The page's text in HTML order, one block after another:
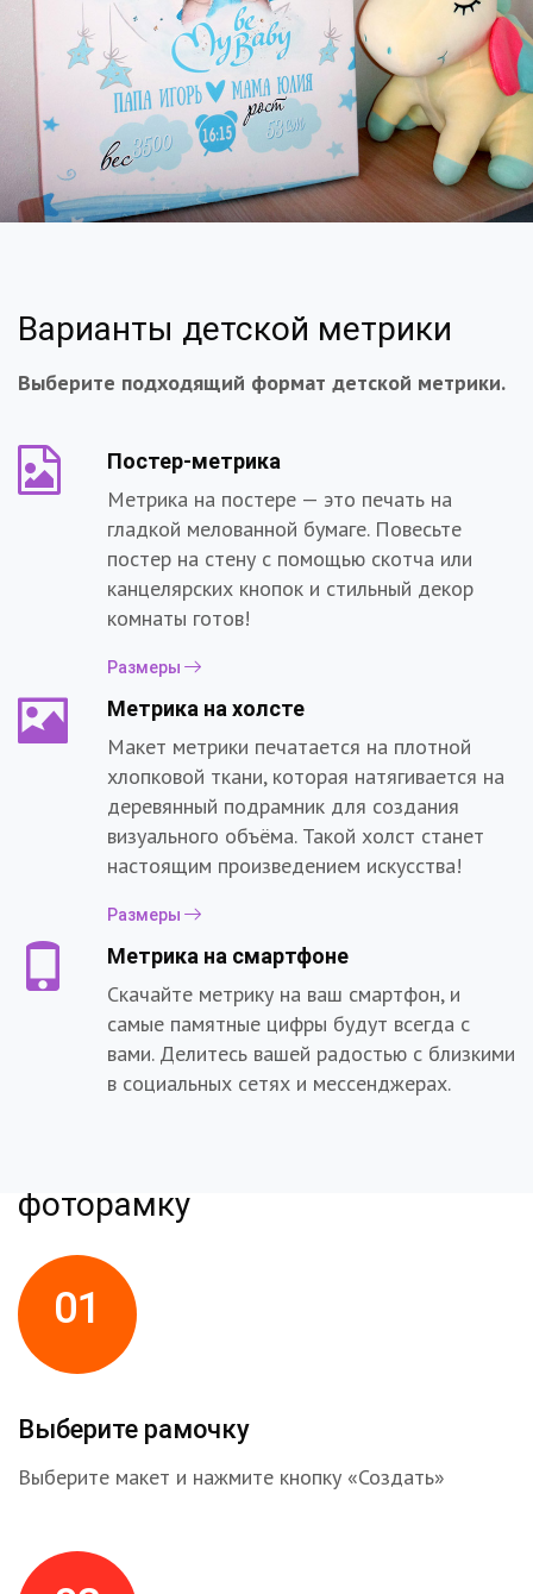
Варианты детской метрики
Выберите подходящий формат детской метрики.
Постер-метрика
Метрика на постере — это печать на
гладкой мелованной бумаге. Повесьте
постер на стену с помощью скотча или
канцелярских кнопок и стильный декор
комнаты готов!
Размеры
Метрика на холсте
Макет метрики печатается на плотной
хлопковой ткани, которая натягивается на
деревянный подрамник для создания
визуального объёма. Такой холст станет
настоящим произведением искусства!
Размеры
Метрика на смартфоне
Скачайте метрику на ваш смартфон, и
самые памятные цифры будут всегда с
вами. Делитесь вашей радостью с близкими
в социальных сетях и мессенджерах.
фоторамку
01
Выберите рамочку
Выберите макет и нажмите кнопку «Создать»